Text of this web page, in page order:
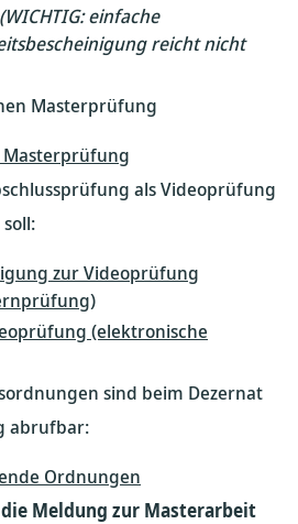
(WICHTIG: einfache
reicht nicht
Masterprüfung
als Videoprüfung
zur Videoprüfung
(elektronische
sind beim Dezernat
abrufbar:
Ordnungen
Meldung zur Masterarbeit